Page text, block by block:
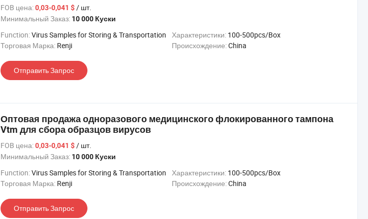
FOB цена:0,03-0,041 $/ шт.
Минимальный Заказ: 10 000 Куски
Function:Virus Samples for Storing & Transportation Характеристики: 100-500pcs/Box
Торговая Марка: Renji Происхождение:China
Отправить Запрос
Оптовая продажа одноразового медицинского флокированного тампона
Vtm для сбора образцов вирусов
FOB цена:0,03-0,041 $/ шт.
Минимальный Заказ: 10 000 Куски
Function:Virus Samples for Storing & Transportation Характеристики: 100-500pcs/Box
Торговая Марка: Renji Происхождение:China
Отправить Запрос